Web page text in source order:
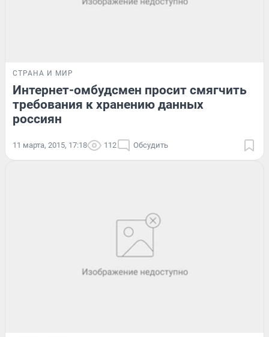
СТРАНА И МИР
Интернет-омбудсмен просит смягчить
требования к хранению данных
россиян
11 марта, 2015, 17:18 112 Обсудить